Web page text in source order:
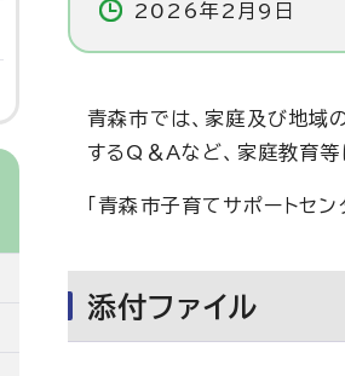
2026年2月9日
青森市では、家庭及び地域
するQ＆Aなど、家庭教育等
「青森市子育てサポートセ
添付ファイル